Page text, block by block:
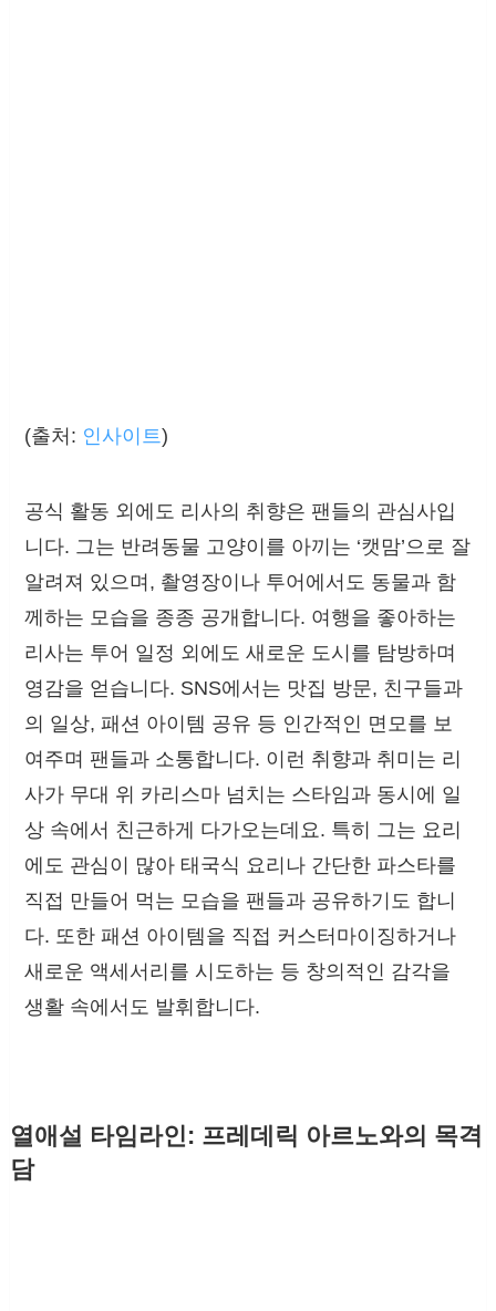
(출처: 인사이트)
공식 활동 외에도 리사의 취향은 팬들의 관심사입
니다. 그는 반려동물 고양이를 아끼는 ‘캣맘’으로 잘
알려져 있으며, 촬영장이나 투어에서도 동물과 함
께하는 모습을 종종 공개합니다. 여행을 좋아하는
리사는 투어 일정 외에도 새로운 도시를 탐방하며
영감을 얻습니다. SNS에서는 맛집 방문, 친구들과
의 일상, 패션 아이템 공유 등 인간적인 면모를 보
여주며 팬들과 소통합니다. 이런 취향과 취미는 리
사가 무대 위 카리스마 넘치는 스타임과 동시에 일
상 속에서 친근하게 다가오는데요. 특히 그는 요리
에도 관심이 많아 태국식 요리나 간단한 파스타를
직접 만들어 먹는 모습을 팬들과 공유하기도 합니
다. 또한 패션 아이템을 직접 커스터마이징하거나
새로운 액세서리를 시도하는 등 창의적인 감각을
생활 속에서도 발휘합니다.
열애설 타임라인: 프레데릭 아르노와의 목격
담